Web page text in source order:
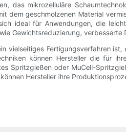
das mikrozelluläre
dem geschmolzenen Material
ideal für Anwendungen, die
Gewichtsreduzierung,
vielseitiges Fertigungsverfahren
können Hersteller die für
Spritzgießen oder MuCell-
Hersteller ihre